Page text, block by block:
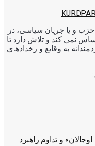
حزب و یا جریان سیاسی، در
نمی کند و تلاش دارد تا
به وقایع و رخدادهای
اوجالان» و تداوم راهبرد